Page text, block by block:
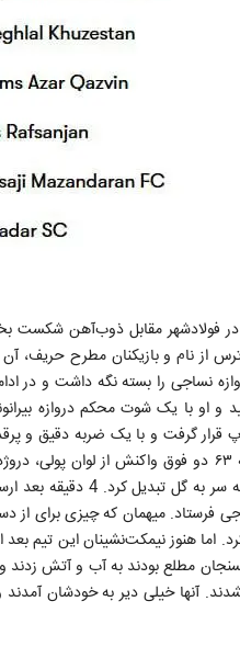
فولادشهر مقابل ذوب‌آهن شکست
و او با یک شوت محکم دروازه
گرفت و با یک ضربه دقیق و
ارسال دانیال
اما هنوز نیمکت‌نشینان این تیم